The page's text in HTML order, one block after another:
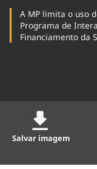
A MP limita o uso
Programa de
Financiamento da
Salvar imagem